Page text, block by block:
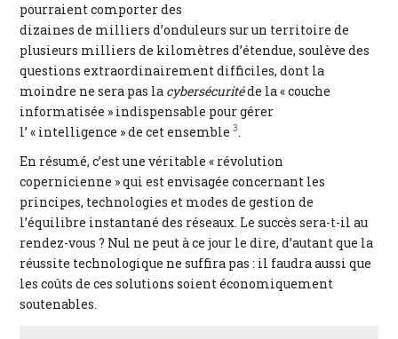
pourraient comporter des
dizaines de milliers d’onduleurs sur un territoire de
plusieurs milliers de kilomètres d’étendue, soulève des
questions extraordinairement difficiles, dont la
moindre ne sera pas la cybersécuritéde la « couche
informatisée » indispensable pour gérer
l’ « intelligence » de cet ensemble 3.
En résumé, c’est une véritable « révolution
copernicienne » qui est envisagée concernant les
principes, technologies et modes de gestion de
l’équilibre instantané des réseaux. Le succès sera-t-il au
rendez-vous ? Nul ne peut à ce jour le dire, d’autant que la
réussite technologique ne suffira pas : il faudra aussi que
les coûts de ces solutions soient économiquement
soutenables.